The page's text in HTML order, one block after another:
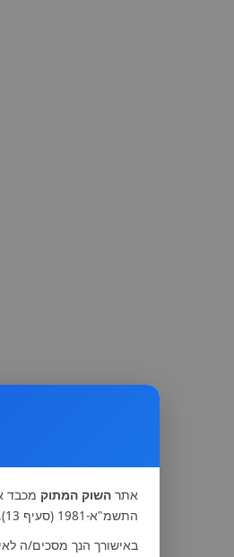
אתר השוק המתוק מכבד
התשמ"א-1981 (סעיף 13), לצורך שיפור השירות, ביצוע הזמנות ותקשורת עמך.
באישורך הנך מסכים/ה